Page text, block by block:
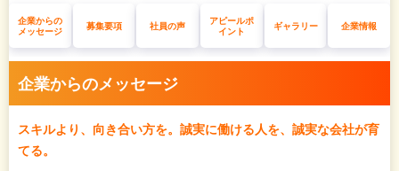
企業からの
メッセージ
募集要項 社員の声
アピールポ
イント
ギャラリー 企業情報
企業からのメッセージ
スキルより、向き合い方を。誠実に働ける人を、誠実な会社が育
てる。